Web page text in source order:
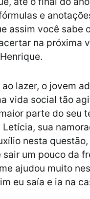
e
assim você sabe
na próxima
ao lazer, o jovem
vida social tão
parte do seu
sua
nesta
sair um pouco da
ajudou muito
eu saía e ia na